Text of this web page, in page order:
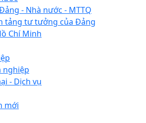
- Nhà nước - MTTQ
tảng tư tưởng của Đảng
Chí Minh
nghiệp
- Dịch vụ
mới